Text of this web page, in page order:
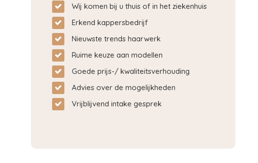
Wij komen bij u thuis of in het ziekenhuis
Erkend kappersbedrijf
Nieuwste trends haarwerk
Ruime keuze aan modellen
Goede prijs-/ kwaliteitsverhouding
Advies over de mogelijkheden
Vrijblijvend intake gesprek